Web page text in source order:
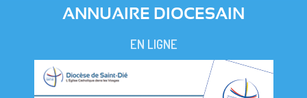
ANNUAIRE DIOCESAIN
EN LIGNE